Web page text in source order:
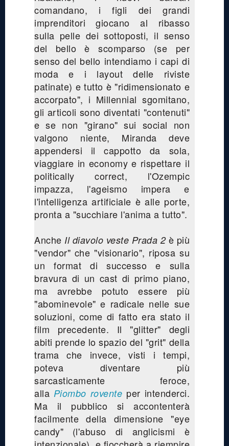
comandano, i figli dei grandi
imprenditori giocano al ribasso
sulla pelle dei sottoposti, il senso
del bello è scomparso (se per
senso del bello intendiamo i capi di
moda e i layout delle riviste
patinate) e tutto è "ridimensionato e
accorpato", i Millennial sgomitano,
gli articoli sono diventati "contenuti"
e se non "girano" sui social non
valgono niente, Miranda deve
appendersi il cappotto da sola,
viaggiare in economy e rispettare il
politically correct, l'Ozempic
impazza, l'ageismo impera e
l'intelligenza artificiale è alle porte,
pronta a "succhiare l'anima a tutto".
Anche Il diavolo veste Prada 2è più
"vendor" che "visionario", riposa su
un format di successo e sulla
bravura di un cast di primo piano,
ma avrebbe potuto essere più
"abominevole" e radicale nelle sue
soluzioni, come di fatto era stato il
film precedente. Il "glitter" degli
abiti prende lo spazio del "grit" della
trama che invece, visti i tempi,
poteva diventare più
sarcasticamente feroce,
alla Piombo rovente per intenderci.
Ma il pubblico si accontenterà
facilmente della dimensione "eye
candy" (l'abuso di anglicismi è